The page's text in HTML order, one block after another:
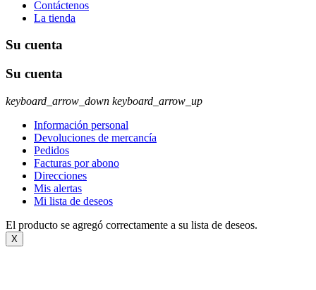
Contáctenos
La tienda
Su cuenta
Su cuenta
keyboard_arrow_down keyboard_arrow_up
Información personal
Devoluciones de mercancía
Pedidos
Facturas por abono
Direcciones
Mis alertas
Mi lista de deseos
El producto se agregó correctamente a su lista de deseos.
X